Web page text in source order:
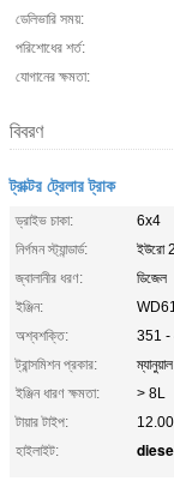
ডেলিভারি সময়:
পরিশোধের শর্ত:
যোগানের ক্ষমতা:
বিবরণ
ট্রাক্টর ট্রেলার ট্রাক
ড্রাইভ চাকা:
6x4
নির্গমন স্ট্যান্ডার্ড:
ইউরো 2
জ্বালানীর ধরণ:
ডিজেল
ইঞ্জিন:
অশ্বশক্তি:
351 -
ট্রান্সমিশন প্রকার:
ম্যানুয়াল
ইঞ্জিন ধারণ ক্ষমতা:
> 8L
টায়ার টাইপ:
হাইলাইট: